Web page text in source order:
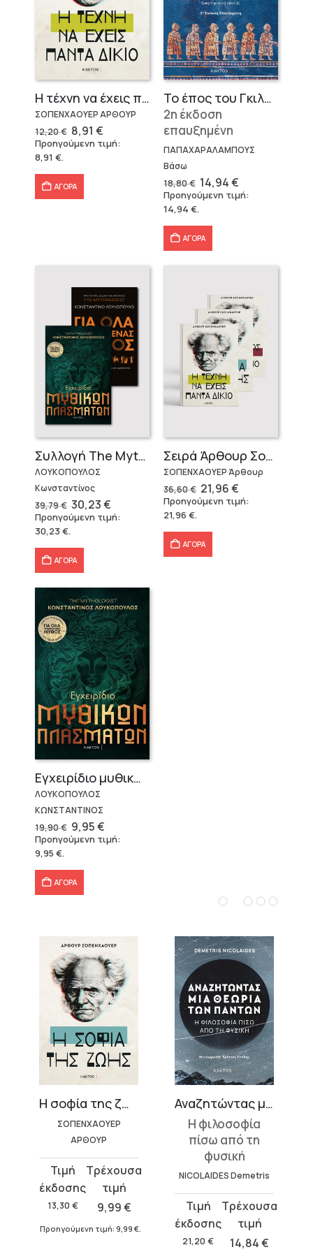
Η τέχνη να έχεις πάντα δίκιο – Άρθουρ Σοπενχάουερ
ΣΟΠΕΝΧΑΟΥΕΡ ΑΡΘΟΥΡ
12,20€ Original
price
was:
8,91 €Η
τρέχουσα
τιμή
Προηγούμενη τιμή:
8,91 €.
ΑΓΟΡΑ
Το έπος του Γκιλγκαμές
2η έκδοση
επαυξημένη
ΠΑΠΑΧΑΡΑΛΑΜΠΟΥΣ
Βάσω
18,80€ Original
price
was:
18,80 €.
14,94€Η
τρέχουσα
τιμή
Προηγούμενη τιμή:
14,94 €.
ΑΓΟΡΑ
Συλλογή The Mythologist (2 βιβλία)
ΛΟΥΚΟΠΟΥΛΟΣ
Κωνσταντίνος
39,79€ Original
price
was:
39,79 €.
30,23€Η
τρέχουσα
τιμή
Προηγούμενη τιμή:
30,23€.
ΑΓΟΡΑ
Σειρά Άρθουρ Σοπενχάουερ (3 βιβλία)
ΣΟΠΕΝΧΑΟΥΕΡ Άρθουρ
36,60€ Original
price
was:
21,96€Η
τρέχουσα
τιμή
Προηγούμενη τιμή:
21,96 €.
ΑΓΟΡΑ
Εγχειρίδιο μυθικών πλασμάτων
ΛΟΥΚΟΠΟΥΛΟΣ
ΚΩΝΣΤΑΝΤΙΝΟΣ
19,90€ Original
price
was:
9,95€Η
τρέχουσα
τιμή
Προηγούμενη τιμή:
9,95 €.
ΑΓΟΡΑ
Η σοφία της ζωής – Άρθουρ Σοπενχάουερ
ΣΟΠΕΝΧΑΟΥΕΡ
ΑΡΘΟΥΡ
13,30 €
Original
price
was:
13,30 €.
9,99€
τρέχουσα
τιμή
είναι:
Προηγούμενη τιμή: 9,99 €.
Αναζητώντας μια θεωρία των πάντων
Η φιλοσοφία
πίσω από τη
φυσική
NICOLAIDES Demetris
21,20 €
Original
price
was:
14,84€
τρέχουσα
τιμή